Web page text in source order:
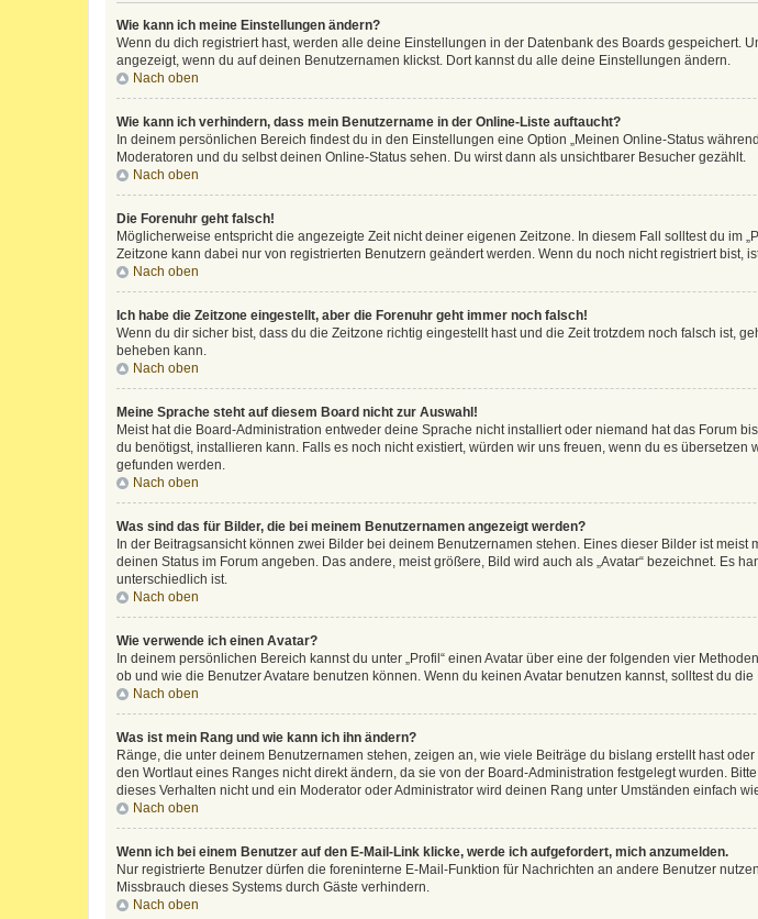
Wie kann ich meine Einstellungen ändern?
Wenn du dich registriert hast, werden alle deine Einstellungen in der Datenbank des Boards gespeichert.
angezeigt, wenn du auf deinen Benutzernamen klickst. Dort kannst du alle deine Einstellungen ändern.
Nach oben
Wie kann ich verhindern, dass mein Benutzername in der Online-Liste auftaucht?
In deinem persönlichen Bereich findest du in den Einstellungen eine Option „Meinen Online-Status
Moderatoren und du selbst deinen Online-Status sehen. Du wirst dann als unsichtbarer Besucher gezählt.
Nach oben
Die Forenuhr geht falsch!
Möglicherweise entspricht die angezeigte Zeit nicht deiner eigenen Zeitzone. In diesem Fall solltest du im
Zeitzone kann dabei nur von registrierten Benutzern geändert werden. Wenn du noch nicht registriert bist,
Nach oben
Ich habe die Zeitzone eingestellt, aber die Forenuhr geht immer noch falsch!
Wenn du dir sicher bist, dass du die Zeitzone richtig eingestellt hast und die Zeit trotzdem noch falsch ist,
beheben kann.
Nach oben
Meine Sprache steht auf diesem Board nicht zur Auswahl!
Meist hat die Board-Administration entweder deine Sprache nicht installiert oder niemand hat das Forum
du benötigst, installieren kann. Falls es noch nicht existiert, würden wir uns freuen, wenn du es
gefunden werden.
Nach oben
Was sind das für Bilder, die bei meinem Benutzernamen angezeigt werden?
In der Beitragsansicht können zwei Bilder bei deinem Benutzernamen stehen. Eines dieser Bilder ist
deinen Status im Forum angeben. Das andere, meist größere, Bild wird auch als „Avatar“ bezeichnet. Es
unterschiedlich ist.
Nach oben
Wie verwende ich einen Avatar?
In deinem persönlichen Bereich kannst du unter „Profil“ einen Avatar über eine der folgenden vier
ob und wie die Benutzer Avatare benutzen können. Wenn du keinen Avatar benutzen kannst, solltest du
Nach oben
Was ist mein Rang und wie kann ich ihn ändern?
Ränge, die unter deinem Benutzernamen stehen, zeigen an, wie viele Beiträge du bislang erstellt hast
den Wortlaut eines Ranges nicht direkt ändern, da sie von der Board-Administration festgelegt wurden.
dieses Verhalten nicht und ein Moderator oder Administrator wird deinen Rang unter Umständen einfach
Nach oben
Wenn ich bei einem Benutzer auf den E-Mail-Link klicke, werde ich aufgefordert, mich anzumelden.
Nur registrierte Benutzer dürfen die foreninterne E-Mail-Funktion für Nachrichten an andere Benutzer
Missbrauch dieses Systems durch Gäste verhindern.
Nach oben